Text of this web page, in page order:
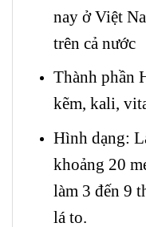
nay ở Việt
trên cả nước
Thành phần
kẽm, kali,
Hình dạng:
khoảng 20
làm 3 đến 9
lá to.